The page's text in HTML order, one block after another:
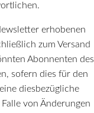
erhobenen
zum Versand
Abonnenten des
sofern dies für den
diesbezügliche
von Änderungen